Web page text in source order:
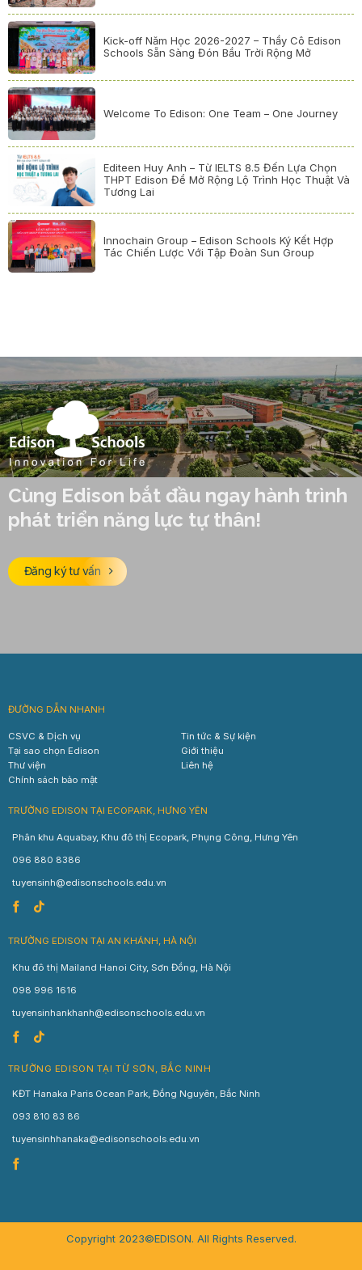
Kick-off Năm Học 2026-2027 – Thầy Cô Edison
Schools Sẵn Sàng Đón Bầu Trời Rộng Mở
Welcome To Edison: One Team – One Journey
Editeen Huy Anh – Từ IELTS 8.5 Đến Lựa Chọn
THPT Edison Để Mở Rộng Lộ Trình Học Thuật Và
Tương Lai
Innochain Group – Edison Schools Ký Kết Hợp
Tác Chiến Lược Với Tập Đoàn Sun Group
Cùng Edison bắt đầu ngay hành trình
phát triển năng lực tự thân!
Đăng ký tư vấn
ĐƯỜNG DẪN NHANH
CSVC & Dịch vụ
Tin tức & Sự kiện
Tại sao chọn Edison
Giới thiệu
Thư viện
Liên hệ
Chính sách bảo mật
TRƯỜNG EDISON TẠI ECOPARK, HƯNG YÊN
Phân khu Aquabay, Khu đô thị Ecopark, Phụng Công, Hưng Yên
096 880 8386
tuyensinh@edisonschools.edu.vn
TRƯỜNG EDISON TẠI AN KHÁNH, HÀ NỘI
Khu đô thị Mailand Hanoi City, Sơn Đồng, Hà Nội
098 996 1616
tuyensinhankhanh@edisonschools.edu.vn
TRƯỜNG EDISON TẠI TỪ SƠN, BẮC NINH
KĐT Hanaka Paris Ocean Park, Đồng Nguyên, Bắc Ninh
093 810 83 86
tuyensinhhanaka@edisonschools.edu.vn
Copyright 2023©EDISON. All Rights Reserved.